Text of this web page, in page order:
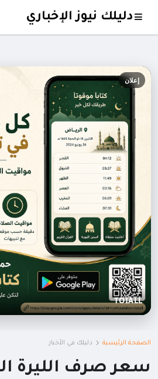
دليلك نيوز الإخباري
إعلان
TOIALL
الصفحة الرئيسية دليلك في الأخبار
سعر صرف الليرة